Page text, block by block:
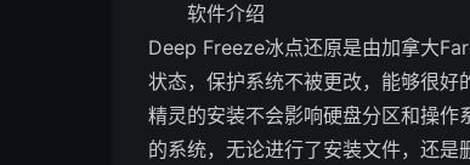
软件介绍
Deep Freeze冰点还原是由加拿大
状态，保护系统不被更改，能够很
精灵的安装不会影响硬盘分区和操
的系统，无论进行了安装文件，还